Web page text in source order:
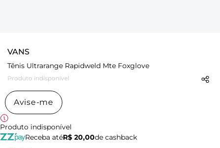
VANS
Tênis Ultrarange Rapidweld Mte Foxglove
Produto indisponível
Avise-me
Produto indisponível
Receba atéR$ 20,00de cashback